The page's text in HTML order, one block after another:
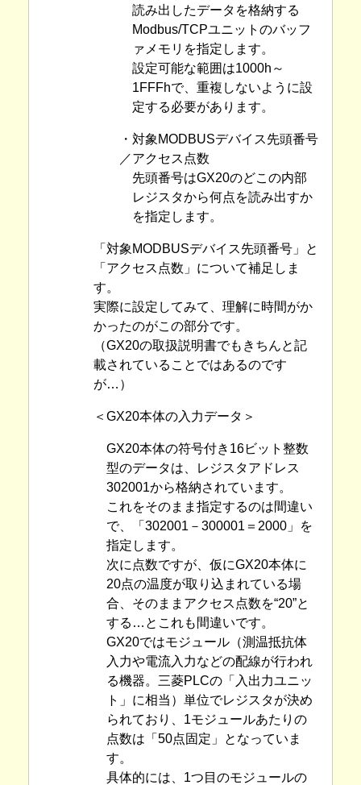
読み出したデータを格納する
Modbus/TCPユニットのバッフ
ァメモリを指定します。
設定可能な範囲は1000h～
1FFFhで、重複しないように設
定する必要があります。
・対象MODBUSデバイス先頭番号
／アクセス点数
先頭番号はGX20のどこの内部
レジスタから何点を読み出すか
を指定します。
「対象MODBUSデバイス先頭番号」と
「アクセス点数」について補足しま
す。
実際に設定してみて、理解に時間がか
かったのがこの部分です。
（GX20の取扱説明書でもきちんと記
載されていることではあるのです
が…）
＜GX20本体の入力データ＞
GX20本体の符号付き16ビット整数
型のデータは、レジスタアドレス
302001から格納されています。
これをそのまま指定するのは間違い
で、「302001－300001＝2000」を
指定します。
次に点数ですが、仮にGX20本体に
20点の温度が取り込まれている場
合、そのままアクセス点数を“20”と
する…とこれも間違いです。
GX20ではモジュール（測温抵抗体
入力や電流入力などの配線が行われ
る機器。三菱PLCの「入出力ユニッ
ト」に相当）単位でレジスタが決め
られており、1モジュールあたりの
点数は「50点固定」となっていま
す。
具体的には、1つ目のモジュールの